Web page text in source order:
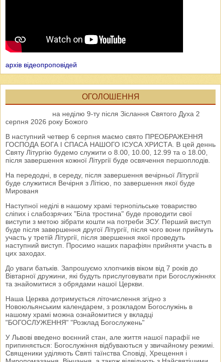
архів відеопроповідей
ОГОЛОШЕННЯ
на неділю 9-ту після Зіслання Святого Духа 2
серпня 2026 року Божого
В наступний четвер 6 серпня маємо свято ПРЕОБРАЖЕННЯ
ГОСПОДА БОГА І СПАСА НАШОГО ІСУСА ХРИСТА. В цей деннь
Святу Літургію будемо служити о 8.00, 10.00, 12.99 та о 18.00,
після завершення кожної Літургії буде освячення першоплодів.
На передодні, в середу, після завершення вечірньої Літургії
буде служитися Вечірня з Літією, по завершення якої буде
Мированя
Наступної неділі в нашому храмі тернопільське товариство
сліпих і слабозрячих "Біла тростина" буде проводити свої
виступи з метою зібрати кошти на потреби ЗСУ. Перший виступ
буде після завершення другої Літургії, після чого вони приймуть
участь у третій Літургії, після звершення якої проведуть
наступний виступ. Просимо наших парафіян прийняти участь в
цих заходах.
До уваги батьків. Запрошуємо хлопчиків віком від 7 років до
Вівтарної дружини, які будуть прислуговувати при Богослужіннях
та знайомитися з обрядами нашої Церкви.
Наша Церква дотримується літочислення згідно з
Новоюльянським календарем, з розкладом Богослужінь в
нашому храмі можна ознайомитися у вкладці
"БОГОСЛУЖЕННЯ" "Розклад Богослужень"
У Львові введено воєнний стан, але життя нашої парафії не
припиняється: Богослужіння відбуваються у звичайному режимі.
Священики уділяють Святі таїнства Сповіді, Хрещення і